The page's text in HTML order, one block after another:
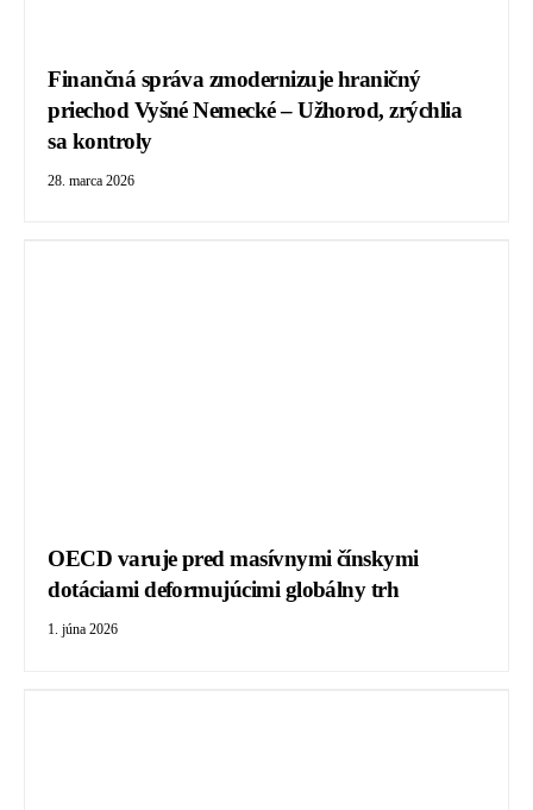
Finančná správa zmodernizuje hraničný
priechod Vyšné Nemecké – Užhorod, zrýchlia
sa kontroly
28. marca 2026
OECD varuje pred masívnymi čínskymi
dotáciami deformujúcimi globálny trh
1. júna 2026